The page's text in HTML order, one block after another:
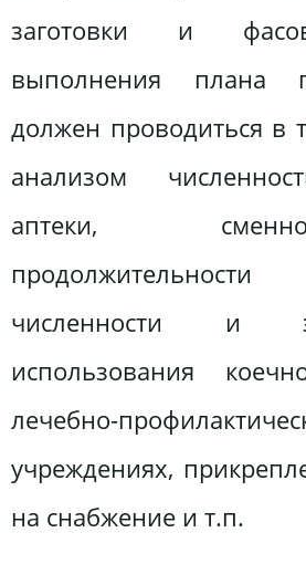
заготовки и
выполнения плана
должен проводиться в
анализом
аптеки,
численности и
использования
лечебно-
учреждениях,
на снабжение и т.п.